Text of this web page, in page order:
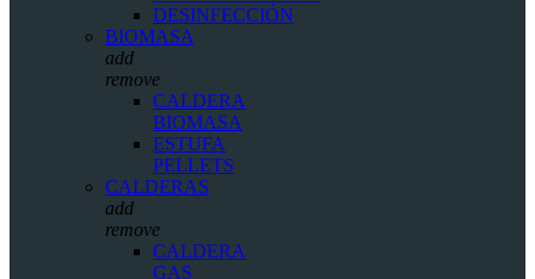
DESINFECCIÓN
BIOMASA
add
remove
CALDERA
BIOMASA
ESTUFA
PELLETS
CALDERAS
add
remove
CALDERA
GAS